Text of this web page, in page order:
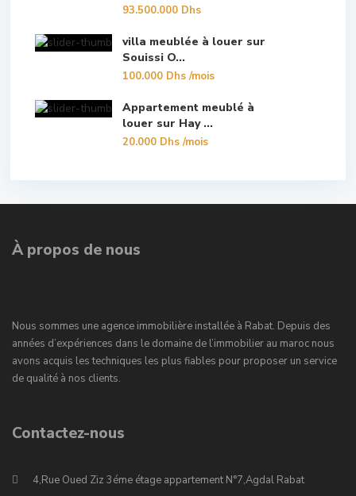
93.500.000 Dhs
villa meublée à louer sur
Souissi O...
100.000 Dhs/mois
Appartement meublé à
louer sur Hay ...
20.000 Dhs/mois
À propos de nous
Nous sommes une agence immobilière installée à Rabat. Depuis des
années d’expériences dans le domaine de l’immobilier au maroc nous
avons acquis les techniques les plus fiables pour proposer un service
de qualité à nos clients.
Contactez-nous
4,Rue Oued Ziz 3éme étage appartement N°7,Agdal Rabat